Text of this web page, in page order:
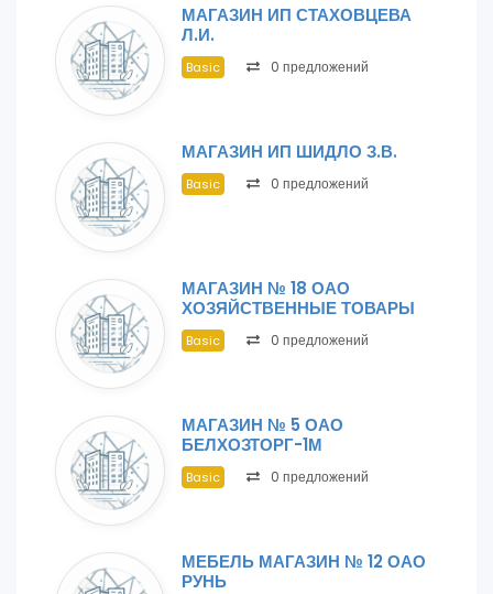
МАГАЗИН ИП СТАХОВЦЕВА
Л.И.
Basic 0 предложений
МАГАЗИН ИП ШИДЛО З.В.
Basic 0 предложений
МАГАЗИН № 18 ОАО
ХОЗЯЙСТВЕННЫЕ ТОВАРЫ
Basic 0 предложений
МАГАЗИН № 5 ОАО
БЕЛХОЗТОРГ-1М
Basic 0 предложений
МЕБЕЛЬ МАГАЗИН № 12 ОАО
РУНЬ